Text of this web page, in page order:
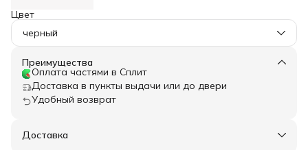
Цвет
черный
Преимущества
Оплата частями в Сплит
Доставка в пункты выдачи или до двери
Удобный возврат
Доставка